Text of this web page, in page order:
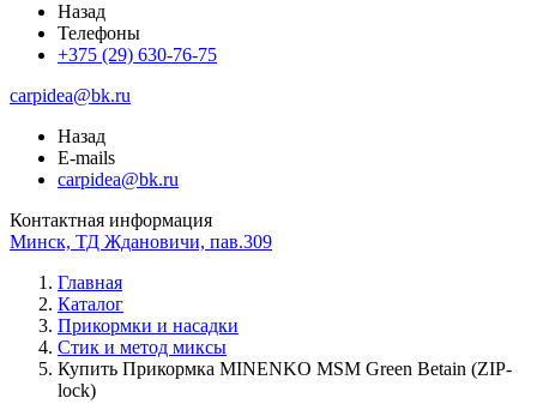
Назад
Телефоны
+375 (29) 630-76-75
carpidea@bk.ru
Назад
E-mails
carpidea@bk.ru
Контактная информация
Минск, ТД Ждановичи, пав.309
Главная
Каталог
Прикормки и насадки
Стик и метод миксы
Купить Прикормка MINENKO MSM Green Betain (ZIP-
lock)